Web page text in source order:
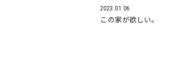
2023.01.06
この家が欲しい。